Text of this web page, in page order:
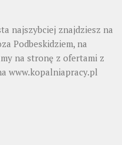
najszybciej znajdziesz na
Podbeskidziem, na
na stronę z ofertami z
www.kopalniapracy.pl